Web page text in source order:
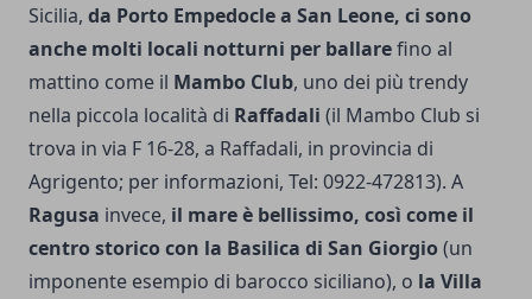
Sicilia, da Porto Empedocle a San Leone, ci sono
anche molti locali not­turni per ballarefino al
mattino come il Mambo Club, uno dei più trendy
nella piccola località di Raffadali (il Mambo Club si
trova in via F 16-28, a Raffadali, in provincia di
Agrigento; per informazioni, Tel: 0922-472813). A
Ragusa invece, il mare è bellissimo, così come il
centro storico con la Basilica di San Giorgio (un
imponen­te esempio di barocco siciliano), o la Villa